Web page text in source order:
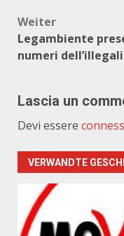
Weiter
Legambiente
numeri
Lascia un
Devi essere
VERWANDTE